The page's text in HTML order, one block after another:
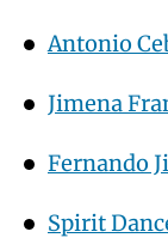
Fernando
Spirit
" Buscando
Mancha